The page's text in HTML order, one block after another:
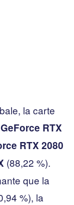
la carte
GeForce RTX
RTX 2080
(88,22 %).
que la
%), la